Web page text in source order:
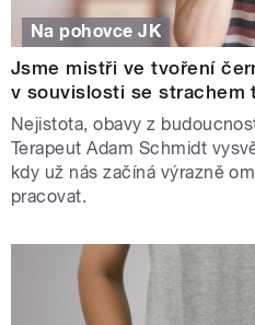
Na pohovce JK
Jsme mistři ve tvoření
v souvislosti se strachem
Nejistota, obavy z
Terapeut Adam Schmidt
kdy už nás začíná výrazně
pracovat.